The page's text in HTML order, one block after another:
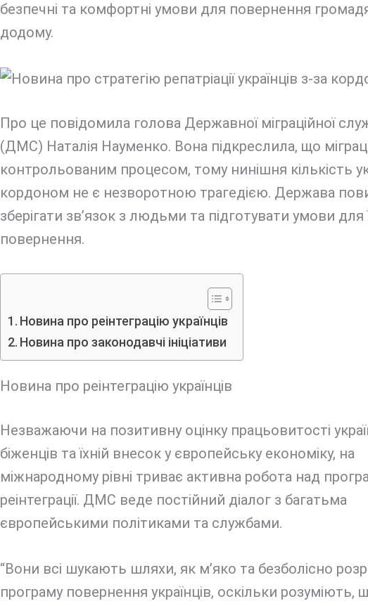
безпечні та комфортні умови для повернення
додому.
Про це повідомила голова Державної міграційної
(ДМС) Наталія Науменко. Вона підкреслила, що
контрольованим процесом, тому нинішня кількість
кордоном не є незворотною трагедією. Держава
зберігати зв’язок з людьми та підготувати умови для
повернення.
Новина про реінтеграцію українців
Новина про законодавчі ініціативи
Новина про реінтеграцію українців
Незважаючи на позитивну оцінку працьовитості
біженців та їхній внесок у європейську економіку, на
міжнародному рівні триває активна робота над
реінтеграції. ДМС веде постійний діалог з багатьма
європейськими політиками та службами.
“Вони всі шукають шляхи, як м’яко та безболісно
програму повернення українців, оскільки розуміють,